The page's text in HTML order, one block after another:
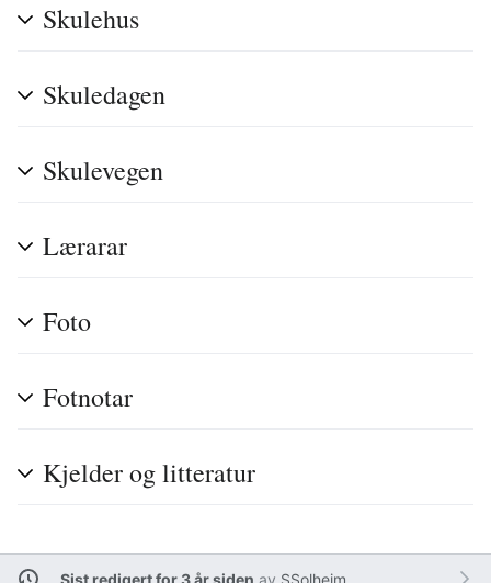
Skulehus
Skuledagen
Skulevegen
Lærarar
Foto
Fotnotar
Kjelder og litteratur
Sist redigert for 3 år siden av SSolheim